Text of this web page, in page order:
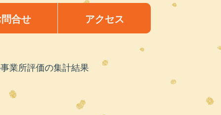
合せ アクセス
業所評価の集計結果